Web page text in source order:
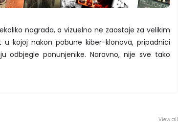
nagrada, a vizuelno ne zaostaje za velikim
kojoj nakon pobune kiber-klonova, pripadnici
odbjegle ponunjenike. Naravno, nije sve tako
View all